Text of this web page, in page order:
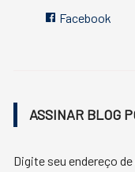
Facebook
ASSINAR BLOG
Digite seu endereço